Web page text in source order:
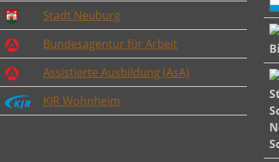
Stadt Neuburg
Bundesagentur für Arbeit
Assistierte Ausbildung (AsA)
KJR Wohnheim